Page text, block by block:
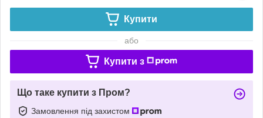
Купити
або
Купити з
Що таке купити з Пром?
Замовлення під захистом